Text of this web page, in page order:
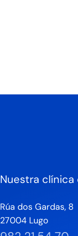
Nuestra clínica
Rúa dos Gardas, 8
27004 Lugo